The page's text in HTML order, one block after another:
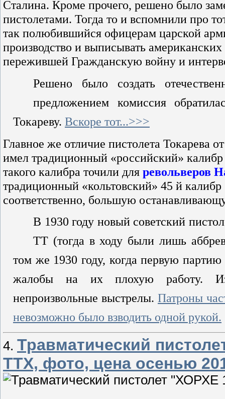
Сталина. Кроме прочего, решено было
пистолетами. Тогда то и вспомнили про
так полюбившийся офицерам царской
производство и выписывать
пережившей Гражданскую войну и
Решено было создать
предложением комиссия
Токареву. Вскоре тот...>>>
Главное же отличие пистолета Токарева
имел традиционный «российский»
такого калибра точили для револьверов
традиционный «кольтовский» 45 й
соответственно, большую
В 1930 году новый советский
ТТ (тогда в ходу были лишь
том же 1930 году, когда первую
жалобы на их плохую работу. Из
непроизвольные выстрелы.Патроны
невозможно было взводить одной рукой.
4. Травматический
ТТХ, фото, цена осенью